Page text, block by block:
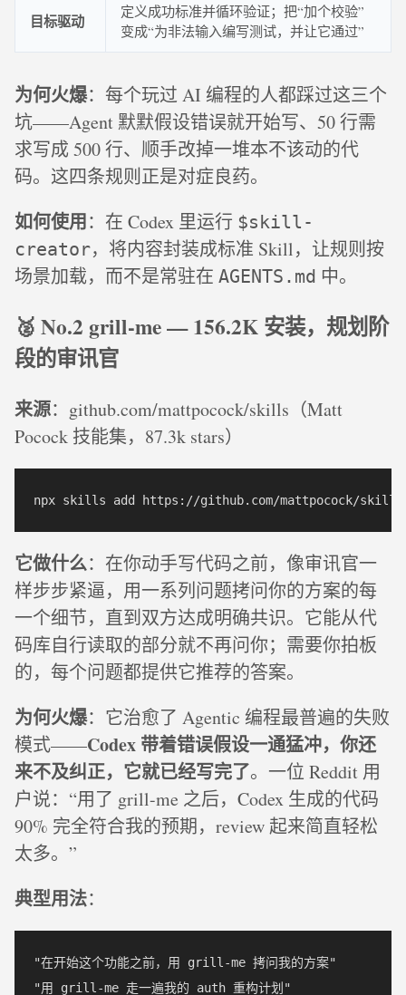
目标驱动
定义成功标准并循环验证；把“加个校验”
变成“为非法输入编写测试，并让它通过”
为何火爆：每个玩过 AI 编程的人都踩过这三个
坑——Agent 默默假设错误就开始写、50 行需
求写成 500 行、顺手改掉一堆本不该动的代
码。这四条规则正是对症良药。
如何使用：在 Codex 里运行 $skill-
creator，将内容封装成标准 Skill，让规则按
场景加载，而不是常驻在 AGENTS.md 中。
🥈 No.2 grill-me — 156.2K 安装，规划阶
段的审讯官
来源：github.com/mattpocock/skills（Matt
Pocock 技能集，87.3k stars）
它做什么：在你动手写代码之前，像审讯官一
样步步紧逼，用一系列问题拷问你的方案的每
一个细节，直到双方达成明确共识。它能从代
码库自行读取的部分就不再问你；需要你拍板
的，每个问题都提供它推荐的答案。
为何火爆：它治愈了 Agentic 编程最普遍的失败
模式——Codex 带着错误假设一通猛冲，你还
来不及纠正，它就已经写完了。一位 Reddit 用
户说：“用了 grill-me 之后，Codex 生成的代码
90% 完全符合我的预期，review 起来简直轻松
太多。”
典型用法：
"在开始这个功能之前，用 grill-me 拷问我的方案"